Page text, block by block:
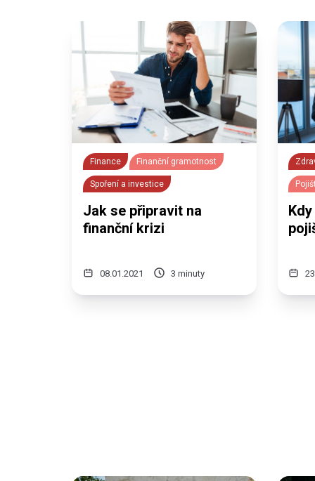
Finance Finanční gramotnost
Spoření a investice
Jak se připravit na
finanční krizi
08.01.2021 3 minuty